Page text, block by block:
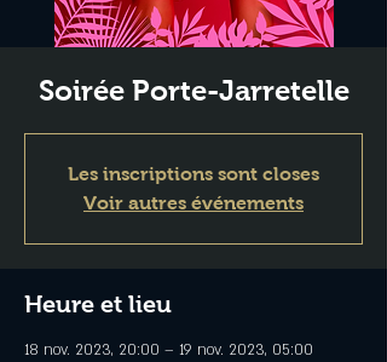
Soirée Porte-Jarretelle
Les inscriptions sont closes
Voir autres événements
Heure et lieu
18 nov. 2023, 20:00 – 19 nov. 2023, 05:00